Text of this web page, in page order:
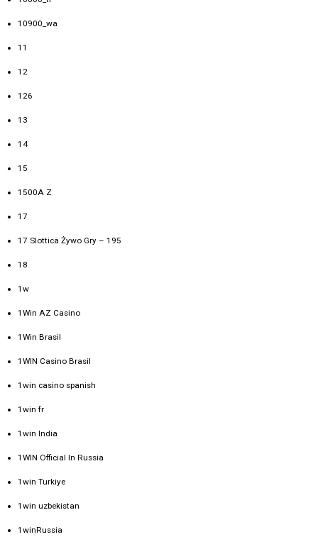
10900_wa
11
12
126
13
14
15
1500A Z
17
17 Slottica Żywo Gry – 195
18
1w
1Win AZ Casino
1Win Brasil
1WIN Casino Brasil
1win casino spanish
1win fr
1win India
1WIN Official In Russia
1win Turkiye
1win uzbekistan
1winRussia